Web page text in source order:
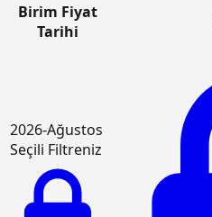
Birim Fiyat
Tarihi
2026-Ağustos
Seçili Filtreniz